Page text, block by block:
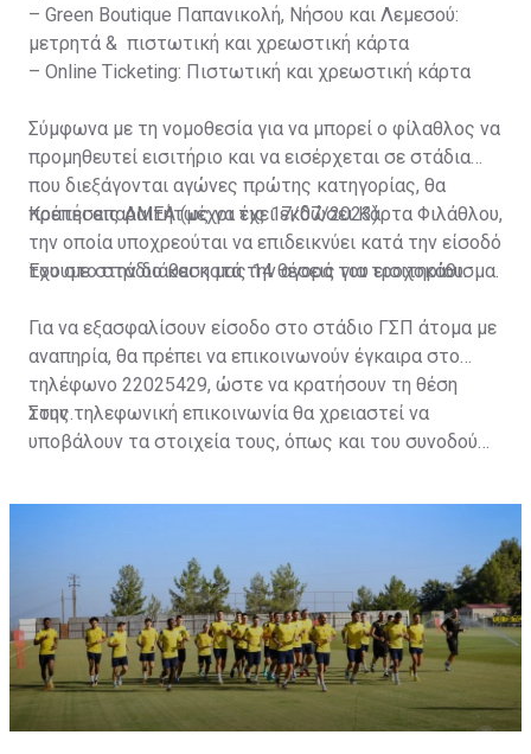
– Green Boutique Παπανικολή, Νήσου και Λεμεσού:
μετρητά & πιστωτική και χρεωστική κάρτα
– Online Ticketing: Πιστωτική και χρεωστική κάρτα
Σύμφωνα με τη νομοθεσία για να μπορεί ο φίλαθλος να
προμηθευτεί εισιτήριο και να εισέρχεται σε στάδια
που διεξάγονται αγώνες πρώτης κατηγορίας, θα
πρέπει απαραιτήτως να έχει εκδώσει Κάρτα Φιλάθλου,
την οποία υποχρεούται να επιδεικνύει κατά την είσοδό
του στο στάδιο και κατά την αγορά του εισιτηρίου.
Κρατήσεις ΑΜΕΑ (μέχρι τις 17/07/2023)
Έχουμε στην διάθεση μας 14 θέσεις για τροχοκάθισμα.
Για να εξασφαλίσουν είσοδο στο στάδιο ΓΣΠ άτομα με
αναπηρία, θα πρέπει να επικοινωνούν έγκαιρα στο
τηλέφωνο 22025429, ώστε να κρατήσουν τη θέση
τους.
Στην τηλεφωνική επικοινωνία θα χρειαστεί να
υποβάλουν τα στοιχεία τους, όπως και του συνοδού
ονοματεπώνυμο, αριθμός πινακίδας αυτοκινήτου,